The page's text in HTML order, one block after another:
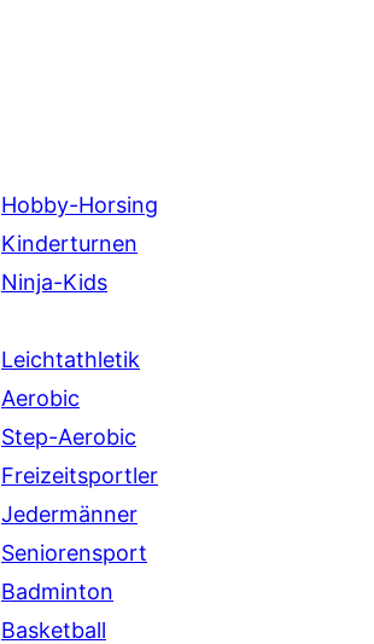
Hobby-Horsing
Kinderturnen
Ninja-Kids
Leichtathletik
Aerobic
Step-Aerobic
Freizeitsportler
Jedermänner
Seniorensport
Badminton
Basketball